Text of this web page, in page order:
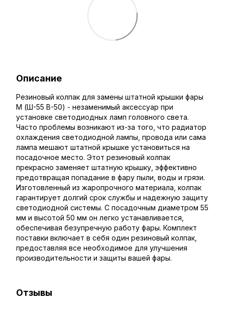
Описание
Резиновый колпак для замены штатной крышки фары
M (Ш-55 В-50) - незаменимый аксессуар при
установке светодиодных ламп головного света.
Часто проблемы возникают из-за того, что радиатор
охлаждения светодиодной лампы, провода или сама
лампа мешают штатной крышке установиться на
посадочное место. Этот резиновый колпак
прекрасно заменяет штатную крышку, эффективно
предотвращая попадание в фару пыли, воды и грязи.
Изготовленный из жаропрочного материала, колпак
гарантирует долгий срок службы и надежную защиту
светодиодной системы. С посадочным диаметром 55
мм и высотой 50 мм он легко устанавливается,
обеспечивая безупречную работу фары. Комплект
поставки включает в себя один резиновый колпак,
предоставляя все необходимое для улучшения
производительности и защиты вашей фары.
Отзывы